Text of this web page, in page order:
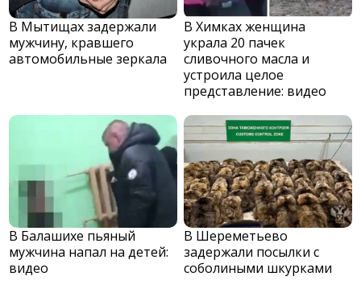
В Мытищах задержали
мужчину, кравшего
автомобильные зеркала
В Химках женщина
украла 20 пачек
сливочного масла и
устроила целое
представление: видео
В Балашихе пьяный
мужчина напал на детей:
видео
В Шереметьево
задержали посылки с
соболиными шкурками